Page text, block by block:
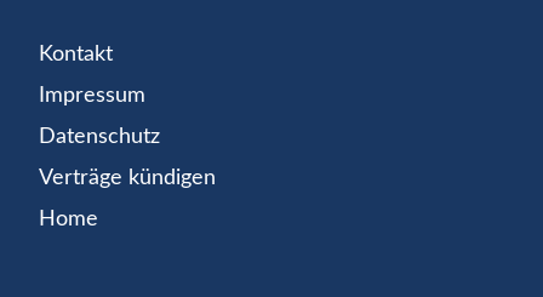
Kontakt
Impressum
Datenschutz
Verträge kündigen
Home